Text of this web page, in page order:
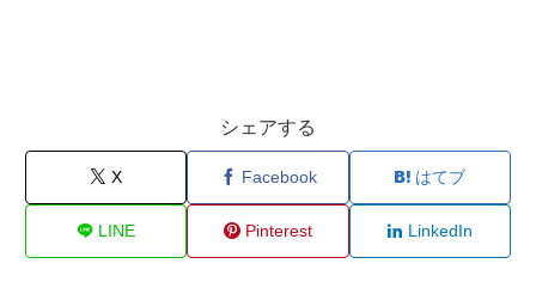
シェアする
X Facebook はてブ
LINE Pinterest LinkedIn